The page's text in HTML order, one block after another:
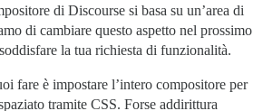
di Discourse si basa su un’area di
di cambiare questo aspetto nel prossimo
la tua richiesta di funzionalità.
fare è impostare l’intero compositore per
tramite CSS. Forse addirittura